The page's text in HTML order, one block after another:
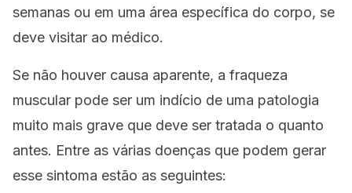
semanas ou em uma área específica do corpo, se
deve visitar ao médico.
Se não houver causa aparente, a fraqueza
muscular pode ser um indício de uma patologia
muito mais grave que deve ser tratada o quanto
antes. Entre as várias doenças que podem gerar
esse sintoma estão as seguintes: